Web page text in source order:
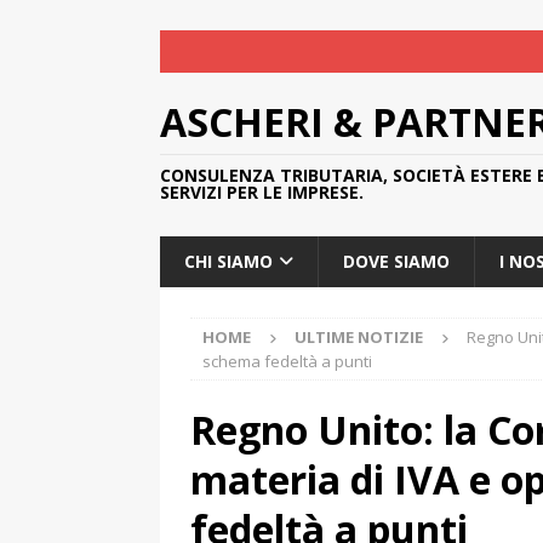
ASCHERI &
CONSULENZA TRIBUTARIA, SOCIETÀ ESTERE
SERVIZI PER LE IMPRESE.
CHI SIAMO DOVE SIAMO I
HOME ULTIME NOTIZIE
Regno
schema fedeltà a punti
Regno Unito: la
materia di IVA e
fedeltà a punti